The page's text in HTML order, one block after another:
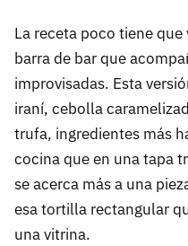
La receta poco tiene
barra de bar que
improvisadas. Esta
iraní, cebolla
trufa, ingredientes más
cocina que en una tapa
se acerca más a una
esa tortilla rectangular
una vitrina.